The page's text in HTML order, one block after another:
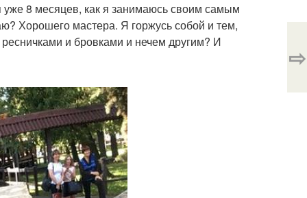
8 месяцев, как я занимаюсь своим самым
Хорошего мастера. Я горжусь собой и тем,
и бровками и нечем другим? И
⇨